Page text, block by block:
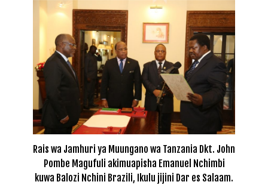
Rais wa Jamhuri ya Muungano wa Tanzania Dkt. John
Pombe Magufuli akimuapisha Emanuel Nchimbi
kuwa Balozi Nchini Brazili, Ikulu jijini Dar es Salaam.